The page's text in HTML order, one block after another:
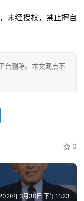
未经授权，禁止擅自
台删除。本文观点不
0
2020年3月30日 下午11:23